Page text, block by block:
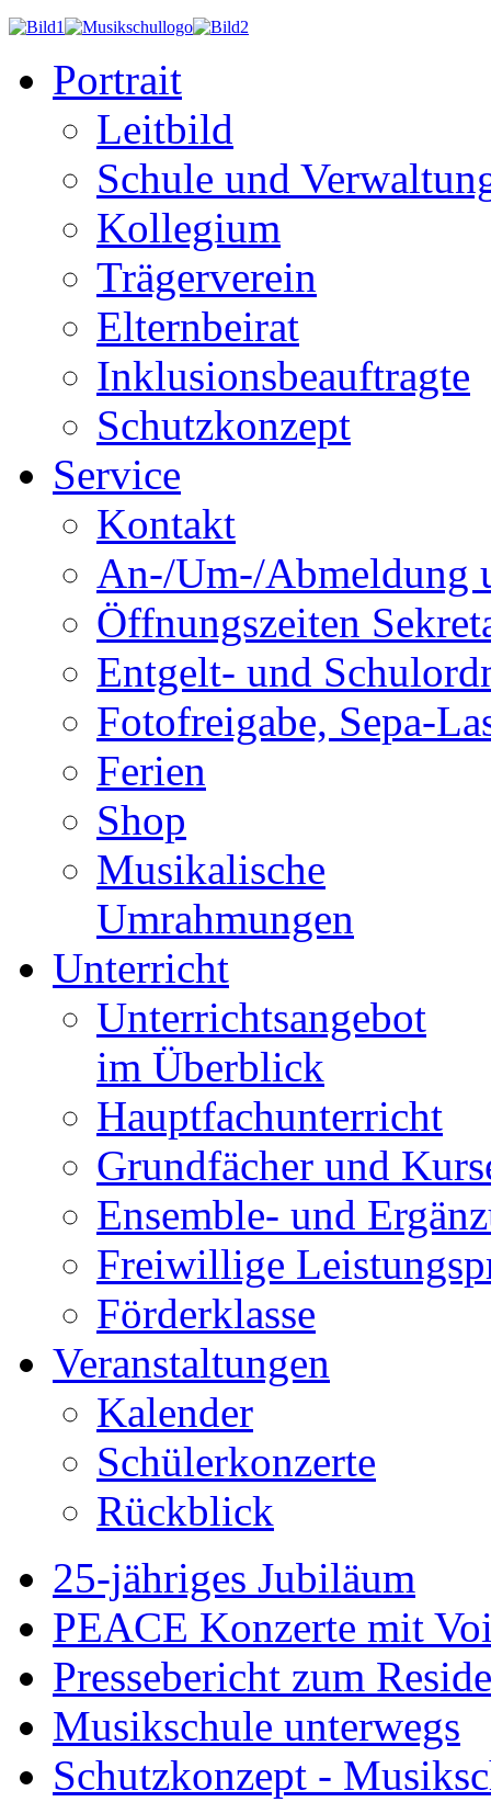
Portrait
Leitbild
Schule und
Kollegium
Trägerverein
Elternbeirat
Inklusionsbeauftragte
Schutzkonzept
Service
Kontakt
An-/Um-/Abmeldung
Öffnungszeiten
Entgelt- und
Fotofreigabe, Sepa-
Ferien
Shop
Musikalische
Umrahmungen
Unterricht
Unterrichtsangebot
im Überblick
Hauptfachunterricht
Grundfächer und
Ensemble- und
Freiwillige
Förderklasse
Veranstaltungen
Kalender
Schülerkonzerte
Rückblick
25-jähriges Jubiläum
PEACE Konzerte mit
Pressebericht zum
Musikschule unterwegs
Schutzkonzept -